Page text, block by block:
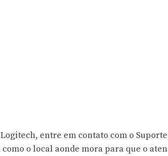
entre em contato com o Suporte
o local aonde mora para que o